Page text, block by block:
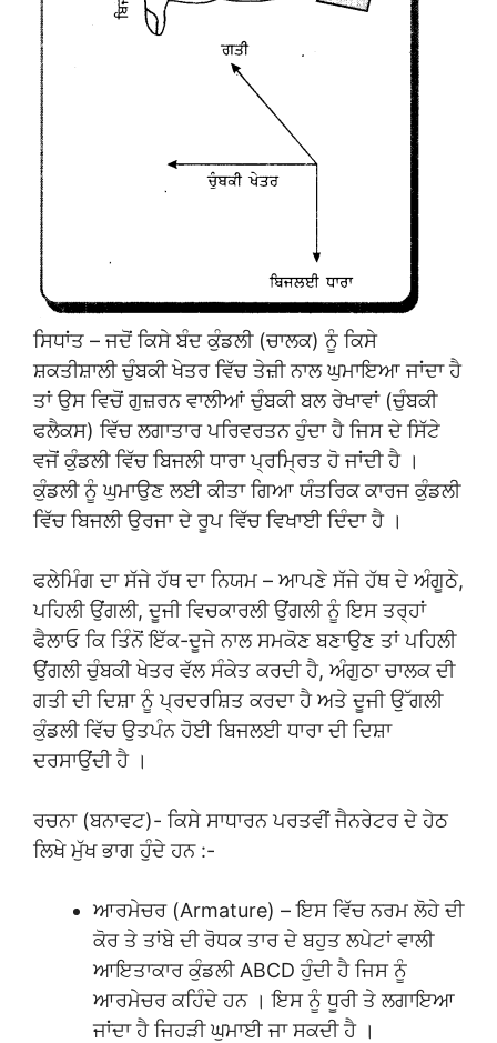
ਸਿਧਾਂਤ – ਜਦੋਂ ਕਿਸੇ ਬੰਦ ਕੁੰਡਲੀ (ਚਾਲਕ) ਨੂੰ ਕਿਸੇ
ਸ਼ਕਤੀਸ਼ਾਲੀ ਚੁੰਬਕੀ ਖੇਤਰ ਵਿੱਚ ਤੇਜ਼ੀ ਨਾਲ ਘੁਮਾਇਆ ਜਾਂਦਾ ਹੈ
ਤਾਂ ਉਸ ਵਿਚੋਂ ਗੁਜ਼ਰਨ ਵਾਲੀਆਂ ਚੁੰਬਕੀ ਬਲ ਰੇਖਾਵਾਂ (ਚੁੰਬਕੀ
ਫਲੈਕਸ) ਵਿੱਚ ਲਗਾਤਾਰ ਪਰਿਵਰਤਨ ਹੁੰਦਾ ਹੈ ਜਿਸ ਦੇ ਸਿੱਟੇ
ਵਜੋਂ ਕੁੰਡਲੀ ਵਿੱਚ ਬਿਜਲੀ ਧਾਰਾ ਪ੍ਰਮ੍ਰਿਤ ਹੋ ਜਾਂਦੀ ਹੈ ।
ਕੁੰਡਲੀ ਨੂੰ ਘੁਮਾਉਣ ਲਈ ਕੀਤਾ ਗਿਆ ਯੰਤਰਿਕ ਕਾਰਜ ਕੁੰਡਲੀ
ਵਿੱਚ ਬਿਜਲੀ ਉਰਜਾ ਦੇ ਰੂਪ ਵਿੱਚ ਵਿਖਾਈ ਦਿੰਦਾ ਹੈ ।
ਫਲੇਮਿੰਗ ਦਾ ਸੱਜੇ ਹੱਥ ਦਾ ਨਿਯਮ – ਆਪਣੇ ਸੱਜੇ ਹੱਥ ਦੇ ਅੰਗੂਠੇ,
ਪਹਿਲੀ ਉਂਗਲੀ, ਦੂਜੀ ਵਿਚਕਾਰਲੀ ਉਂਗਲੀ ਨੂੰ ਇਸ ਤਰ੍ਹਾਂ
ਫੈਲਾਓ ਕਿ ਤਿੰਨੋਂ ਇੱਕ-ਦੂਜੇ ਨਾਲ ਸਮਕੋਣ ਬਣਾਉਣ ਤਾਂ ਪਹਿਲੀ
ਉਂਗਲੀ ਚੁੰਬਕੀ ਖੇਤਰ ਵੱਲ ਸੰਕੇਤ ਕਰਦੀ ਹੈ, ਅੰਗੁਠਾ ਚਾਲਕ ਦੀ
ਗਤੀ ਦੀ ਦਿਸ਼ਾ ਨੂੰ ਪ੍ਰਦਰਸ਼ਿਤ ਕਰਦਾ ਹੈ ਅਤੇ ਦੂਜੀ ਉੱਗਲੀ
ਕੁੰਡਲੀ ਵਿੱਚ ਉਤਪੰਨ ਹੋਈ ਬਿਜਲਈ ਧਾਰਾ ਦੀ ਦਿਸ਼ਾ
ਦਰਸਾਉਂਦੀ ਹੈ ।
ਰਚਨਾ (ਬਨਾਵਟ)- ਕਿਸੇ ਸਾਧਾਰਨ ਪਰਤਵੀਂ ਜੈਨਰੇਟਰ ਦੇ ਹੇਠ
ਲਿਖੇ ਮੁੱਖ ਭਾਗ ਹੁੰਦੇ ਹਨ :-
ਆਰਮੇਚਰ (Armature) – ਇਸ ਵਿੱਚ ਨਰਮ ਲੋਹੇ ਦੀ
ਕੋਰ ਤੇ ਤਾਂਬੇ ਦੀ ਰੋਧਕ ਤਾਰ ਦੇ ਬਹੁਤ ਲਪੇਟਾਂ ਵਾਲੀ
ਆਇਤਾਕਾਰ ਕੁੰਡਲੀ ABCD ਹੁੰਦੀ ਹੈ ਜਿਸ ਨੂੰ
ਆਰਮੇਚਰ ਕਹਿੰਦੇ ਹਨ । ਇਸ ਨੂੰ ਧੂਰੀ ਤੇ ਲਗਾਇਆ
ਜਾਂਦਾ ਹੈ ਜਿਹੜੀ ਘੁਮਾਈ ਜਾ ਸਕਦੀ ਹੈ ।